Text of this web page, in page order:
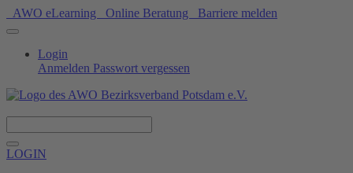
AWO eLearning Online Beratung Barriere melden
Login
Anmelden Passwort vergessen
LOGIN